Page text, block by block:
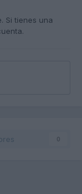
Si tienes una
0